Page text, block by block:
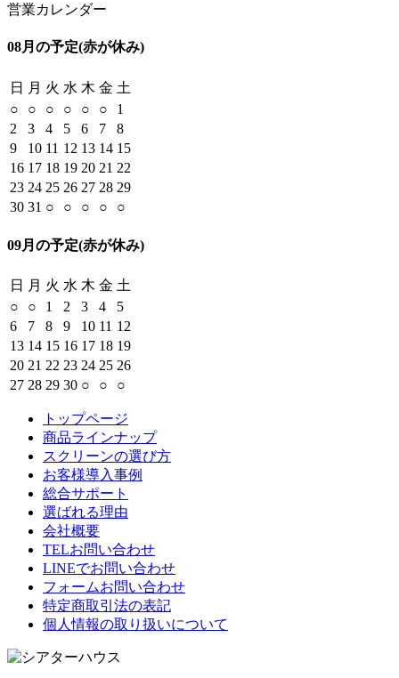
営業カレンダー
08月の予定(赤が休み)
日 月 火 水 木 金 土
○
○ ○ ○ ○ ○
1
2
3 4 5 6 7
8
9
10 11 12 13 14 15
16 17 18 19 20 21 22
23 24 25 26 27 28 29
30 31 ○ ○ ○ ○ ○
09月の予定(赤が休み)
日 月 火 水 木 金 土
○
○ 1 2 3 4
5
6
7 8 9 10 11 12
13 14 15 16 17 18 19
20 21 22 23 24 25 26
27 28 29 30 ○ ○ ○
トップページ
商品ラインナップ
スクリーンの選び方
お客様導入事例
総合サポート
選ばれる理由
会社概要
TELお問い合わせ
LINEでお問い合わせ
フォームお問い合わせ
特定商取引法の表記
個人情報の取り扱いについて